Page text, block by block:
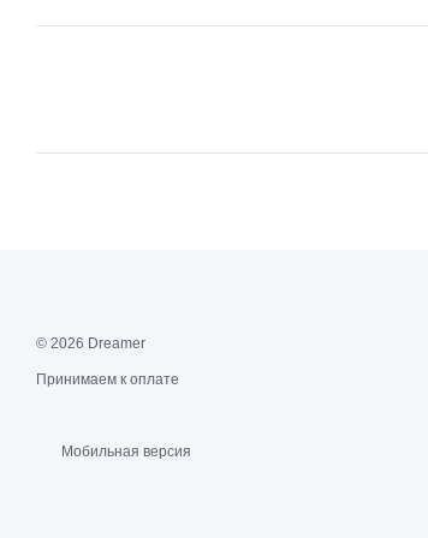
© 2026 Dreamer
Принимаем к оплате
Мобильная версия